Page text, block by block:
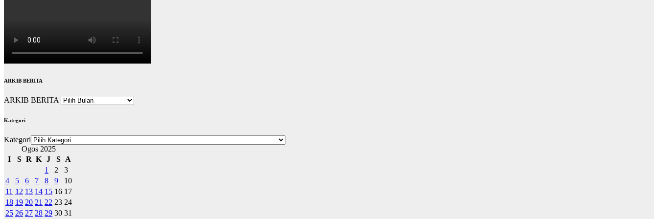
ARKIB BERITA
ARKIB BERITA
Kategori
Kategori
Ogos 2025
I
S R K J S
A
1
2
3
4
5 6 7 8 9
10
11 12 13 14 15 16 17
18 19 20 21 22 23 24
25 26 27 28 29 30 31